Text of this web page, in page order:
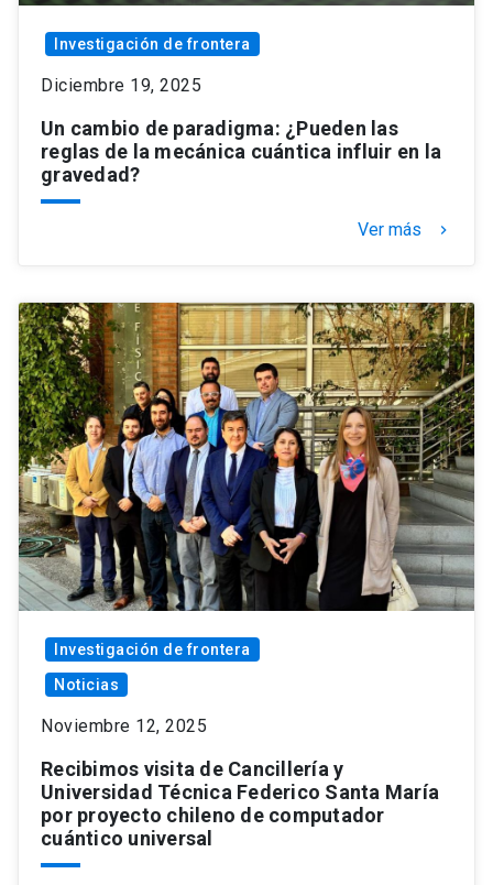
Investigación de frontera
Diciembre 19, 2025
Un cambio de paradigma: ¿Pueden las
reglas de la mecánica cuántica influir en la
gravedad?
Ver más keyboard_arrow_right
Investigación de frontera
Noticias
Noviembre 12, 2025
Recibimos visita de Cancillería y
Universidad Técnica Federico Santa María
por proyecto chileno de computador
cuántico universal